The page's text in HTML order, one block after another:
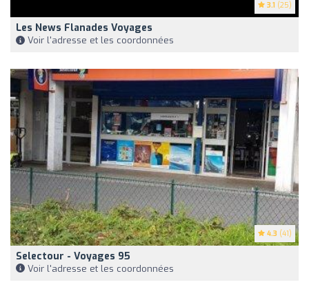
3.1 (25)
Les News Flanades Voyages
Voir l'adresse et les coordonnées
4.3 (41)
Selectour - Voyages 95
Voir l'adresse et les coordonnées